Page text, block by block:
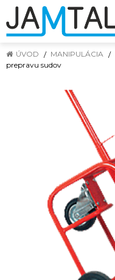
ÚVOD MANIPULÁCIA
prepravu sudov